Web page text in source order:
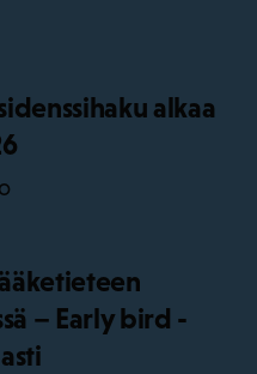
alkaa
– Early bird -